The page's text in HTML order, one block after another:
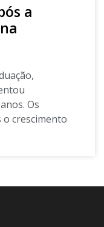
a
Os
crescimento